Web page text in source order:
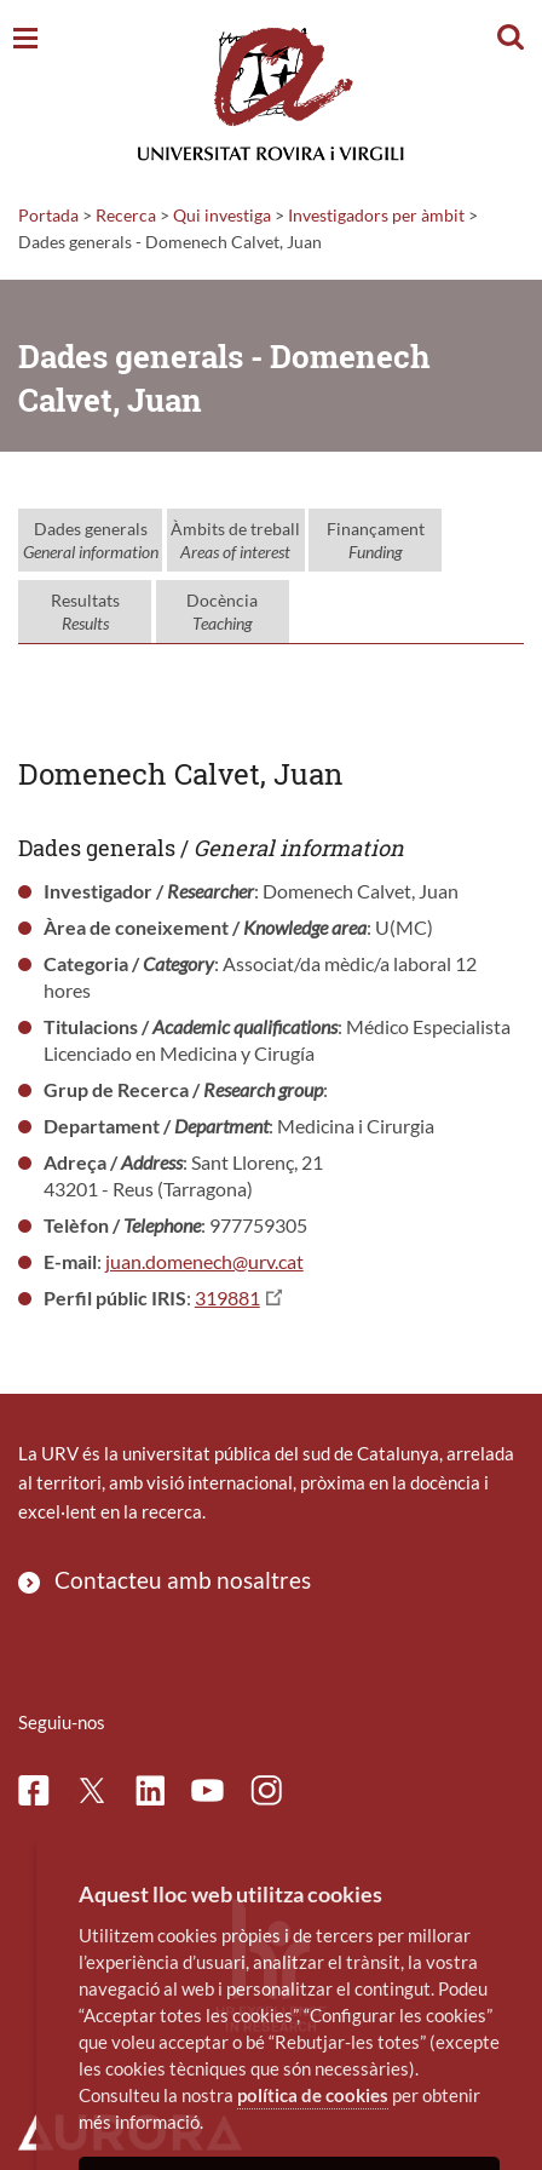
Portada > Recerca > Qui investiga > Investigadors per àmbit >
Dades generals - Domenech Calvet, Juan
Dades generals - Domenech
Calvet, Juan
Dades generals
General information
Àmbits de treball
Areas of interest
Finançament
Funding
Resultats
Results
Docència
Teaching
Domenech Calvet, Juan
Dades generals / General information
Investigador /Researcher: Domenech Calvet, Juan
Àrea de coneixement /Knowledge area: U(MC)
Categoria /Category: Associat/da mèdic/a laboral 12
hores
Titulacions /Academic qualifications: Médico Especialista
Licenciado en Medicina y Cirugía
Grup de Recerca /Research group:
Departament /Department: Medicina i Cirurgia
Adreça /Address: Sant Llorenç, 21
43201 - Reus (Tarragona)
Telèfon /Telephone: 977759305
E-mail: juan.domenech@urv.cat
Perfil públic IRIS: 319881
La URV és la universitat pública del sud de Catalunya, arrelada
al territori, amb visió internacional, pròxima en la docència i
excel·lent en la recerca.
Contacteu amb nosaltres
Seguiu-nos
FacebookTwitterLinkedinYoutubeInstagram
Aquest lloc web utilitza cookies
Utilitzem cookies pròpies i de tercers per millorar
l’experiència d’usuari, analitzar el trànsit, la vostra
navegació al web i personalitzar el contingut. Podeu
“Acceptar totes les cookies”, “Configurar les cookies”
que voleu acceptar o bé “Rebutjar-les totes” (excepte
les cookies tècniques que són necessàries).
Consulteu la nostra política de cookies per obtenir
més informació.